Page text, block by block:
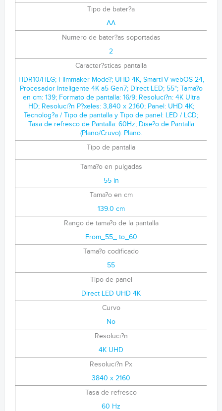
Tipo de bater?a
AA
Numero de bater?as soportadas
2
Caracter?sticas pantalla
HDR10/HLG; Filmmaker Mode?; UHD 4K, SmartTV webOS 24,
Procesador Inteligente 4K a5 Gen7; Direct LED; 55"; Tama?o
en cm: 139; Formato de pantalla: 16/9; Resoluci?n: 4K Ultra
HD; Resoluci?n P?xeles: 3,840 x 2,160; Panel: UHD 4K;
Tecnolog?a / Tipo de pantalla y Tipo de panel: LED / LCD;
Tasa de refresco de Pantalla: 60Hz; Dise?o de Pantalla
(Plano/Cruvo): Plano.
Tipo de pantalla
Tama?o en pulgadas
55 in
Tama?o en cm
139.0 cm
Rango de tama?o de la pantalla
From_55_ to_60
Tama?o codificado
55
Tipo de panel
Direct LED UHD 4K
Curvo
No
Resoluci?n
4K UHD
Resoluci?n Px
3840 x 2160
Tasa de refresco
60 Hz